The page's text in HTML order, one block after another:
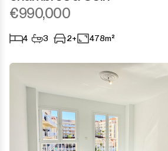
Sotogrande Marina
Valle Romano
Castellar de la Frontera
Jimena de la Frontera
€990,000
4 3 2+ 478m²